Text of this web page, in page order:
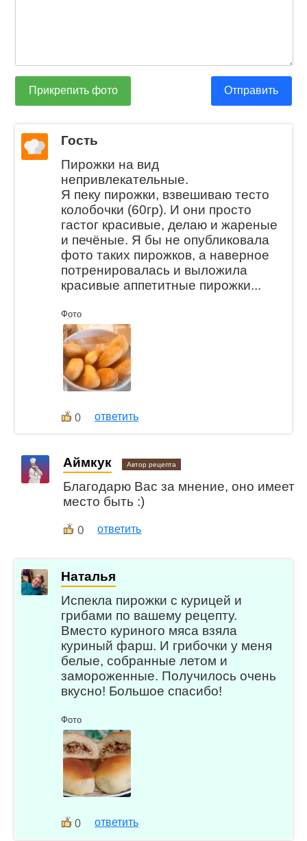
Прикрепить фото Отправить
Гость
Пирожки на вид
непривлекательные.
Я пеку пирожки, взвешиваю тесто
колобочки (60гр). И они просто
гастог красивые, делаю и жареные
и печёные. Я бы не опубликовала
фото таких пирожков, а наверное
потренировалась и выложила
красивые аппетитные пирожки...
Фото
0 ответить
Аймкук Автор рецепта
Благодарю Вас за мнение, оно имеет
место быть :)
0 ответить
Наталья
Испекла пирожки с курицей и
грибами по вашему рецепту.
Вместо куриного мяса взяла
куриный фарш. И грибочки у меня
белые, собранные летом и
замороженные. Получилось очень
вкусно! Большое спасибо!
Фото
0 ответить